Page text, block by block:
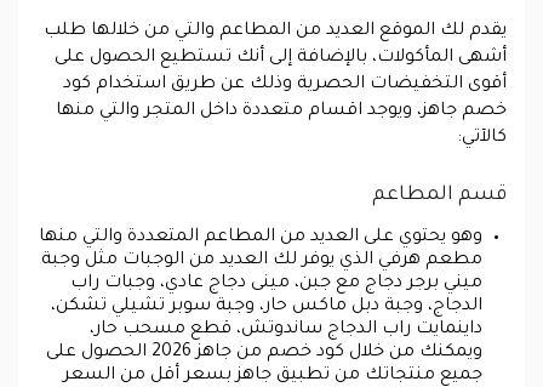
يقدم لك الموقع العديد من المطاعم والتي من خلالها طلب
أشهى المأكولات، بالإضافة إلى أنك تستطيع الحصول على
أقوى التخفيضات الحصرية وذلك عن طريق استخدام كود
خصم جاهز، ويوجد اقسام متعددة داخل المتجر والتي منها
كالآتي:
قسم المطاعم
وهو يحتوي على العديد من المطاعم المتعددة والتي منها
مطعم هرفي الذي يوفر لك العديد من الوجبات مثل وجبة
ميني برجر دجاج مع جبن، مينى دجاج عادي، وجبات راب
الدجاج، وجبة دبل ماكس حار، وجبة سوبر تشيلي تشكن،
داينمايت راب الدجاج ساندوتش، قطع مسحب حار،
ويمكنك من خلال كود خصم من جاهز 2026 الحصول على
جميع منتجاتك من تطبيق جاهز بسعر أقل من السعر